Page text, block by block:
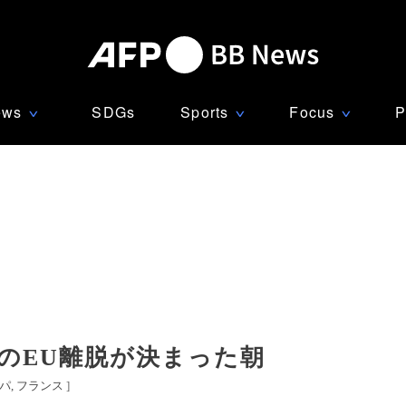
∨ SDGs Sports ∨ Focus ∨
EU離脱が決まった朝
フランス ]